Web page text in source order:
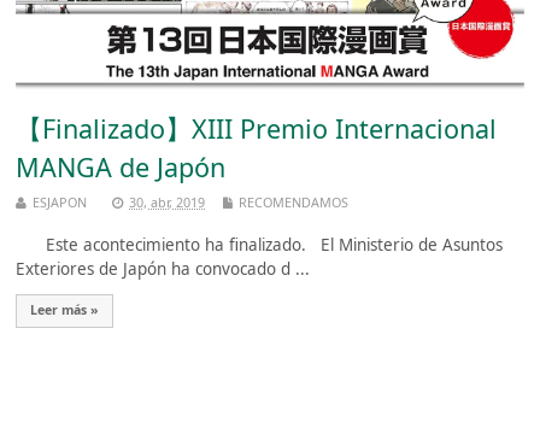
【Finalizado】XIII Premio Internacional
MANGA de Japón
ESJAPON 30, abr, 2019 RECOMENDAMOS
Este acontecimiento ha finalizado. El Ministerio de Asuntos
Exteriores de Japón ha convocado d ...
Leer más »